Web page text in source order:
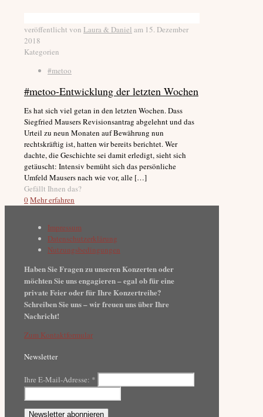
veröffentlicht von Laura & Daniel am 15. Dezember
2018
Kategorien
#metoo
#metoo-Entwicklung der letzten Wochen
Es hat sich viel getan in den letzten Wochen. Dass
Siegfried Mausers Revisionsantrag abgelehnt und das
Urteil zu neun Monaten auf Bewährung nun
rechtskräftig ist, hatten wir bereits berichtet. Wer
dachte, die Geschichte sei damit erledigt, sieht sich
getäuscht: Intensiv bemüht sich das persönliche
Umfeld Mausers nach wie vor, alle […]
Gefällt Ihnen das?
0Mehr erfahren
Impressum
Datenschutzerklärung
Nutzungsbedingungen
Haben Sie Fragen zu unseren Konzerten oder
möchten Sie uns engagieren – egal ob für eine
private Feier oder für Ihre Konzertreihe?
Schreiben Sie uns – wir freuen uns über Ihre
Nachricht!
Zum Kontaktformular
Newsletter
Ihre E-Mail-Adresse: *